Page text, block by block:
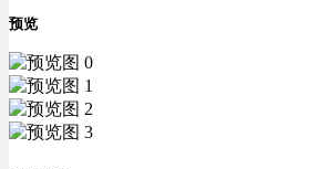
预览